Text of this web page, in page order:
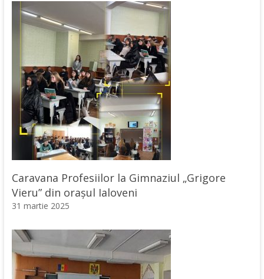
Caravana Profesiilor la Gimnaziul „Grigore
Vieru” din orașul Ialoveni
31 martie 2025